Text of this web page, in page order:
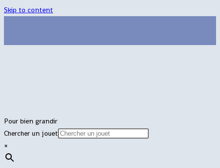
Skip to content
Pour bien grandir
Chercher un jouet
×